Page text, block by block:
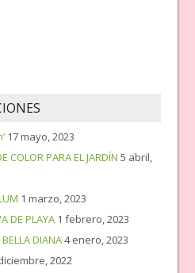
17 mayo, 2023
COLOR PARA EL JARDÍN 5 abril,
1 marzo, 2023
DE PLAYA 1 febrero, 2023
DIANA4 enero, 2023
2022